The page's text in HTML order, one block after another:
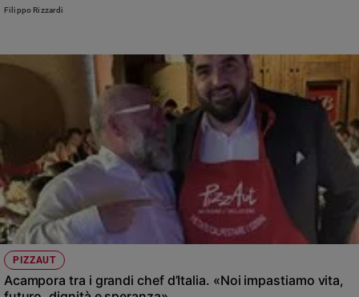
Diritti
di
valore
Diversità
e
inclusione
Costume
Cultura
e
spettacoli
il "Dopodinoi" da semplice assistenza a diritto alla felicità.
Filippo Rizzardi
PIZZAUT
Acampora tra i grandi chef d’Italia. «Noi impastiamo vita,